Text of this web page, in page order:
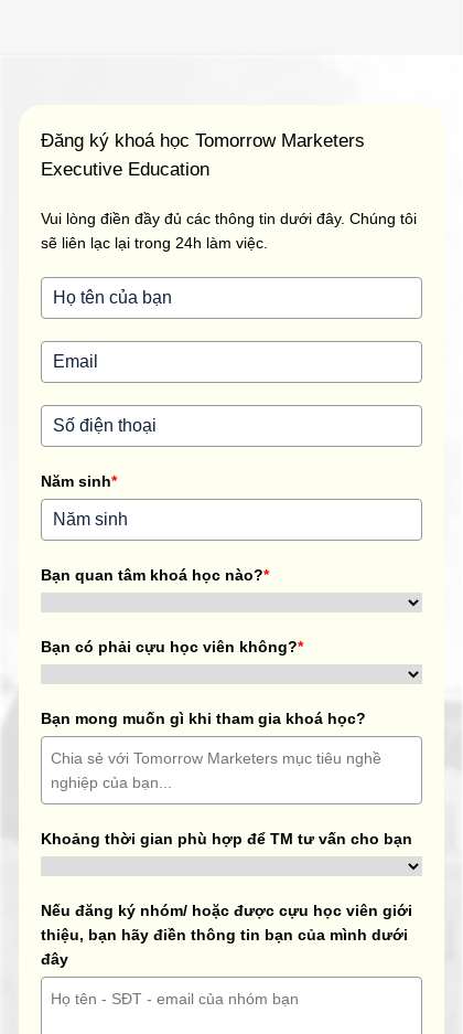
Đăng ký khoá học Tomorrow Marketers
Executive Education
Vui lòng điền đầy đủ các thông tin dưới đây. Chúng tôi
sẽ liên lạc lại trong 24h làm việc.
Năm sinh*
Bạn quan tâm khoá học nào?*
Bạn có phải cựu học viên không?*
Bạn mong muốn gì khi tham gia khoá học?
Khoảng thời gian phù hợp để TM tư vấn cho bạn
Nếu đăng ký nhóm/ hoặc được cựu học viên giới
thiệu, bạn hãy điền thông tin bạn của mình dưới
đây